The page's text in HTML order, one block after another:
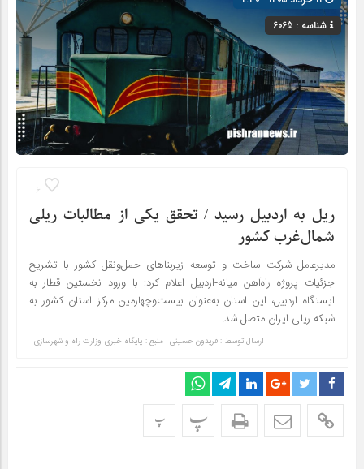
شناسه : 6065
6
ریل به اردبیل رسید / تحقق یکی از مطالبات ریلی
شمال‌غرب کشور
مدیرعامل شرکت ساخت و توسعه زیربناهای حمل‌ونقل کشور با تشریح
جزئیات پروژه راه‌آهن میانه-اردبیل اعلام کرد: با ورود نخستین قطار به
ایستگاه اردبیل، این استان به‌عنوان بیست‌وچهارمین مرکز استان کشور به
شبکه ریلی ایران متصل شد.
ارسال توسط : فریدون حسینی منبع : پایگاه خبری وزارت راه و شهرسازی
پ پ